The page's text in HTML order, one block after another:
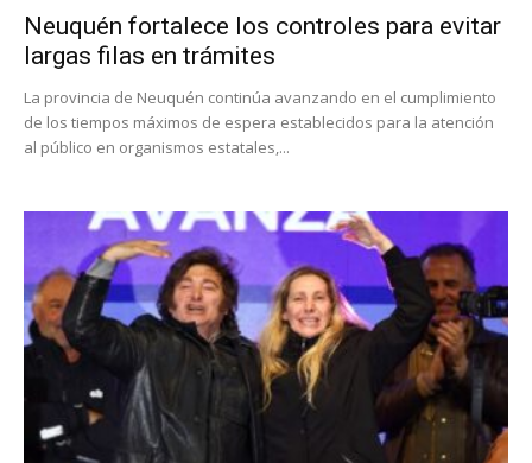
Neuquén fortalece los controles para evitar
largas filas en trámites
La provincia de Neuquén continúa avanzando en el cumplimiento
de los tiempos máximos de espera establecidos para la atención
al público en organismos estatales,...